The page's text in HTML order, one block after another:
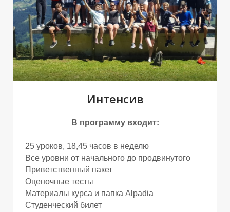
О
Интенсив
В программу входит:
25 уроков, 18,45 часов в неделю
Все уровни от начального до продвинутого
Приветственный пакет
Оценочные тесты
Материалы курса и папка Alpadia
Студенческий билет